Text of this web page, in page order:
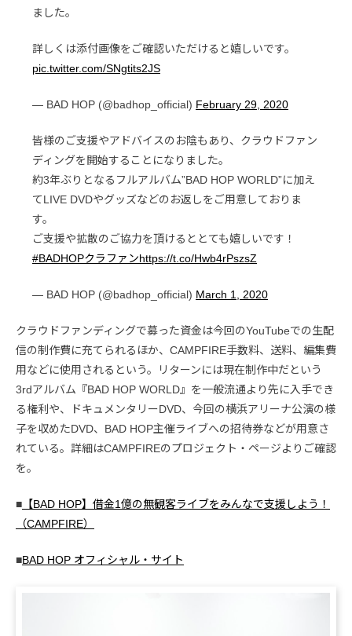
ました。
詳しくは添付画像をご確認いただけると嬉しいです。
pic.twitter.com/SNgtits2JS
— BAD HOP (@badhop_official) February 29, 2020
皆様のご支援やアドバイスのお陰もあり、クラウドファン
ディングを開始することになりました。
約3年ぶりとなるフルアルバム”BAD HOP WORLD”に加え
てLIVE DVDやグッズなどのお返しをご用意しておりま
す。
ご支援や拡散のご協力を頂けるととても嬉しいです！
#BADHOPクラファンhttps://t.co/Hwb4rPszsZ
— BAD HOP (@badhop_official) March 1, 2020
クラウドファンディングで募った資金は今回のYouTubeでの生配
信の制作費に充てられるほか、CAMPFIRE手数料、送料、編集費
用などに使用されるという。リターンには現在制作中だという
3rdアルバム『BAD HOP WORLD』を一般流通より先に入手でき
る権利や、ドキュメンタリーDVD、今回の横浜アリーナ公演の様
子を収めたDVD、BAD HOP主催ライブへの招待券などが用意さ
れている。詳細はCAMPFIREのプロジェクト・ページよりご確認
を。
■ 【BAD HOP】借金1億の無観客ライブをみんなで支援しよう！
（CAMPFIRE）
■BAD HOP オフィシャル・サイト